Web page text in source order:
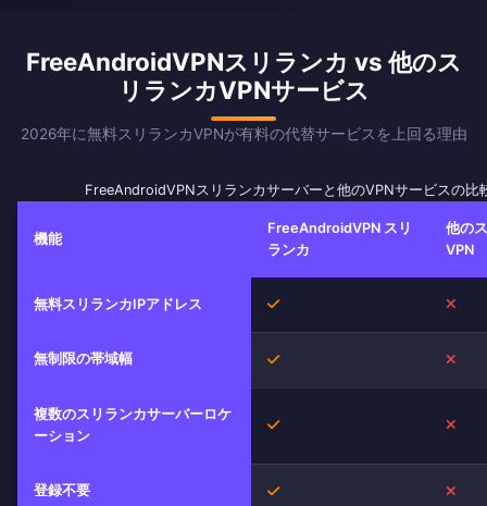
FreeAndroidVPNスリランカ vs 他のス
リランカVPNサービス
2026年に無料スリランカVPNが有料の代替サービスを上回る理由
FreeAndroidVPNスリランカサーバーと他のVPNサービスの比
機能
FreeAndroidVPN スリ
ランカ
他の
VPN
無料スリランカIPアドレス はい
無制限の帯域幅 はい
複数のスリランカサーバーロケ
ーション
はい
登録不要 はい